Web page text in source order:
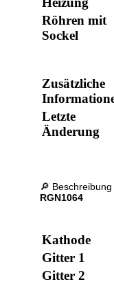
Röhren mit
Sockel
Zusätzliche
Letzte
Änderung
🔎
RGN1064
Kathode
Gitter 1
Gitter 2